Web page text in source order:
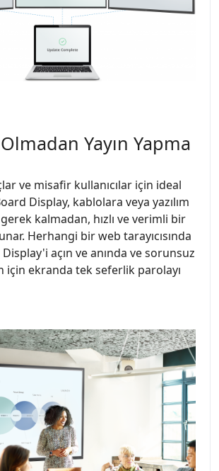
Yayın Yapma
ve misafir kullanıcılar için ideal
Display, kablolara veya yazılım
kalmadan, hızlı ve verimli bir
Herhangi bir web tarayıcısında
açın ve anında ve sorunsuz
için ekranda tek seferlik parolayı